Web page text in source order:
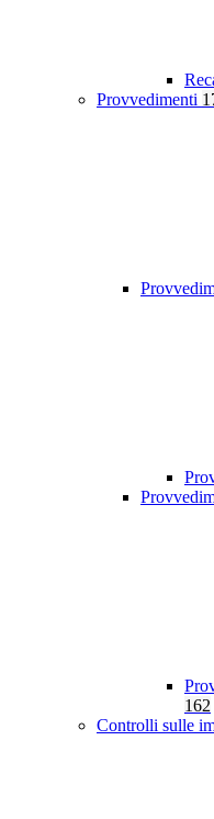
Provvedimenti
162
Controlli sulle